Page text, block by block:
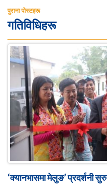
पोस्टहरूकाे
नेभिगेसन
पुराना पोस्टहरू
गतिविधिहरू
‘क्यानभासमा मेलुङ’ प्रदर्शनी सुरु